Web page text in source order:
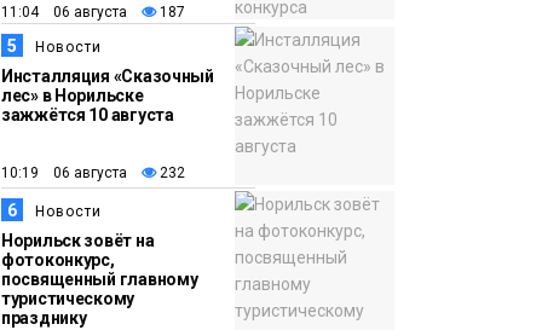
11:04 06 августа 187
5 Новости
Инсталляция «Сказочный
лес» в Норильске
зажжётся 10 августа
10:19 06 августа 232
6 Новости
Норильск зовёт на
фотоконкурс,
посвященный главному
туристическому
празднику